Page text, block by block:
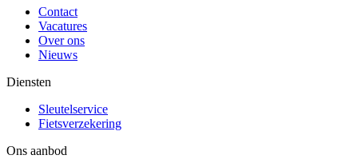
Contact
Vacatures
Over ons
Nieuws
Diensten
Sleutelservice
Fietsverzekering
Ons aanbod